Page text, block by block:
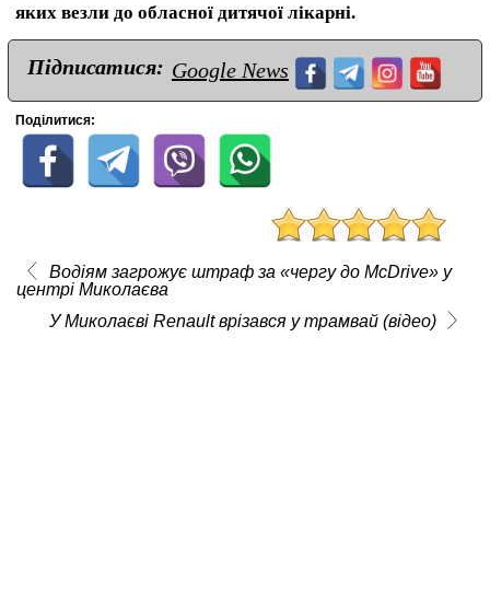
яких везли до обласної дитячої лікарні.
Підписатися: Google News
Поділитися:
Водіям загрожує штраф за «чергу до McDrive» у
центрі Миколаєва
У Миколаєві Renault врізався у трамвай (відео)